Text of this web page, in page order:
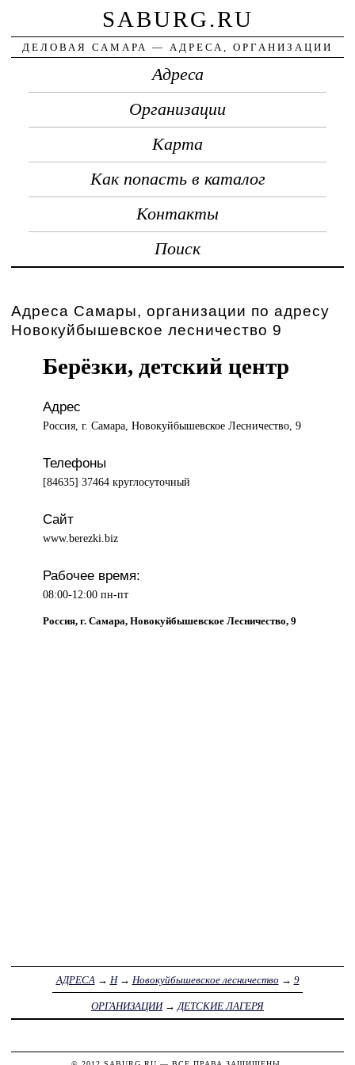
SABURG.RU
ДЕЛОВАЯ САМАРА — АДРЕСА, ОРГАНИЗАЦИИ
Адреса
Организации
Карта
Как попасть в каталог
Контакты
Поиск
Адреса Самары, организации по адресу
Новокуйбышевское лесничество 9
Берёзки, детский центр
Адрес
Россия, г. Самара, Новокуйбышевское Лесничество, 9
Телефоны
[84635] 37464 круглосуточный
Сайт
www.berezki.biz
Рабочее время:
08:00-12:00 пн-пт
Россия, г. Самара, Новокуйбышевское Лесничество, 9
АДРЕСА → Н→ Новокуйбышевское лесничество → 9
ОРГАНИЗАЦИИ→ ДЕТСКИЕ ЛАГЕРЯ